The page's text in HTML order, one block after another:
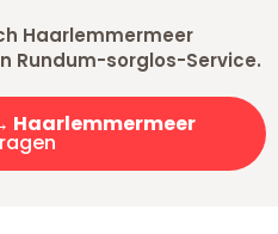
Haarlemmermeer
Rundum-sorglos-Service.
Haarlemmermeer